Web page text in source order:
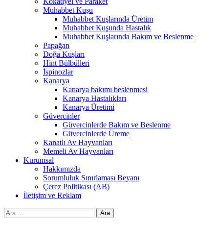
Muhabbet Kuşu
Muhabbet Kuşlarında Üretim
Muhabbet Kuşunda Hastalık
Muhabbet Kuşlarında Bakım ve Beslenme
Papağan
Doğa Kuşları
Hint Bülbülleri
İspinozlar
Kanarya
Kanarya bakımı beslenmesi
Kanarya Hastalıkları
Kanarya Üretimi
Güvercinler
Güvercinlerde Bakım ve Beslenme
Güvercinlerde Üreme
Kanatlı Av Hayvanları
Memeli Av Hayvanları
Kurumsal
Hakkımızda
Sorumluluk Sınırlaması Beyanı
Çerez Politikası (AB)
İletişim ve Reklam
Arama: